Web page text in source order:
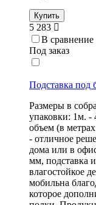
Купить
5 283
В сравнение
Под заказ
Подставка под
Размеры в
упаковки: 1м. -
объем (в
- отличное
дома или в
мм, подставка
влагостойкое
мобильна
которое